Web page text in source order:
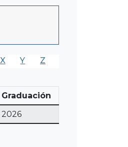
X Y Z
Graduación
2026